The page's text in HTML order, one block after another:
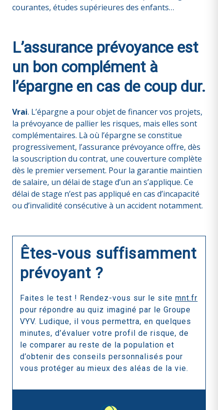
courantes, études supérieures des enfants…
L’assurance prévoyance est
un bon complément à
l’épargne en cas de coup dur.
Vrai. L’épargne a pour objet de financer vos projets,
la prévoyance de pallier les risques, mais elles sont
complémentaires. Là où l’épargne se constitue
progressivement, l’assurance prévoyance offre, dès
la souscription du contrat, une couverture complète
dès le premier versement. Pour la garantie maintien
de salaire, un délai de stage d’un an s’applique. Ce
délai de stage n’est pas appliqué en cas d’incapacité
ou d’invalidité consécutive à un accident notamment.
Êtes-vous suffisamment
prévoyant ?
Faites le test ! Rendez-vous sur le site mnt.fr
pour répondre au quiz imaginé par le Groupe
VYV. Ludique, il vous permettra, en quelques
minutes, d’évaluer votre profil de risque, de
le comparer au reste de la population et
d’obtenir des conseils personnalisés pour
vous protéger au mieux des aléas de la vie.